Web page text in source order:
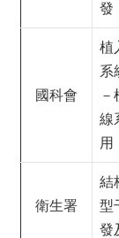
發
國科會
植
系
線
用
衛生署
結
型
發